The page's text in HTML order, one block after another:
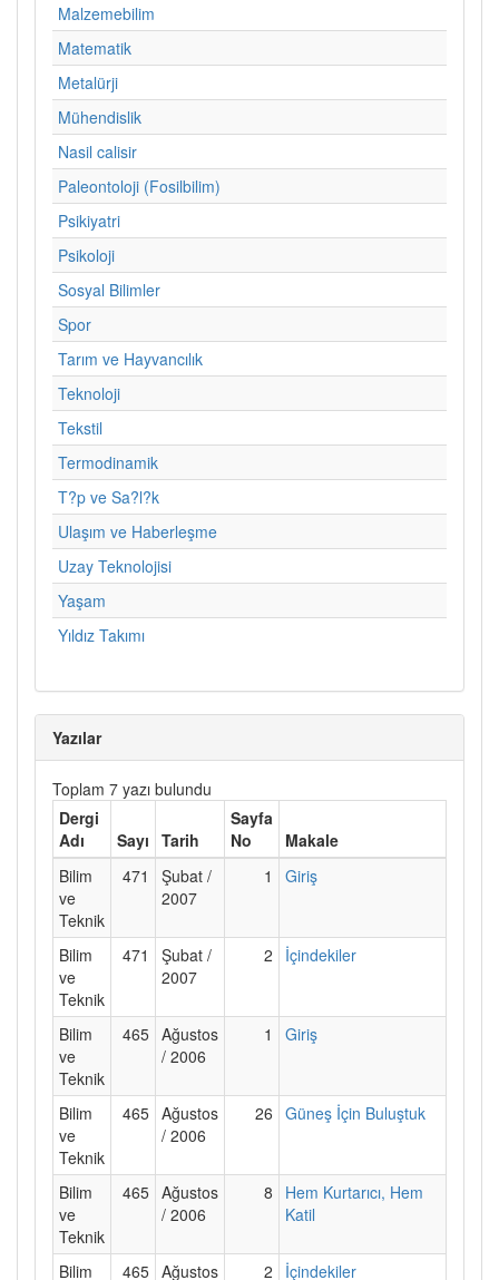
Malzemebilim
Matematik
Metalürji
Mühendislik
Nasil calisir
Paleontoloji (Fosilbilim)
Psikiyatri
Psikoloji
Sosyal Bilimler
Spor
Tarım ve Hayvancılık
Teknoloji
Tekstil
Termodinamik
T?p ve Sa?l?k
Ulaşım ve Haberleşme
Uzay Teknolojisi
Yaşam
Yıldız Takımı
Yazılar
Toplam 7 yazı bulundu
Dergi
Adı
Sayı Tarih
Sayfa
No
Makale
Bilim
ve
Teknik
471
Şubat /
2007
1 Giriş
Bilim
ve
Teknik
471
Şubat /
2007
2 İçindekiler
Bilim
ve
Teknik
465 Ağustos
/ 2006
1 Giriş
Bilim
ve
Teknik
465 Ağustos
/ 2006
26 Güneş İçin Buluştuk
Bilim
ve
Teknik
465 Ağustos
/ 2006
8
Hem Kurtarıcı, Hem
Katil
Bilim 465 Ağustos 2 İçindekiler